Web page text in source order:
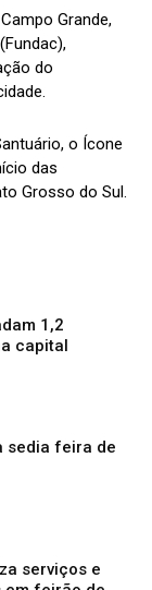
Grande,
do
o Ícone
das
Grosso do Sul.
1,2
capital
sedia feira de
serviços e